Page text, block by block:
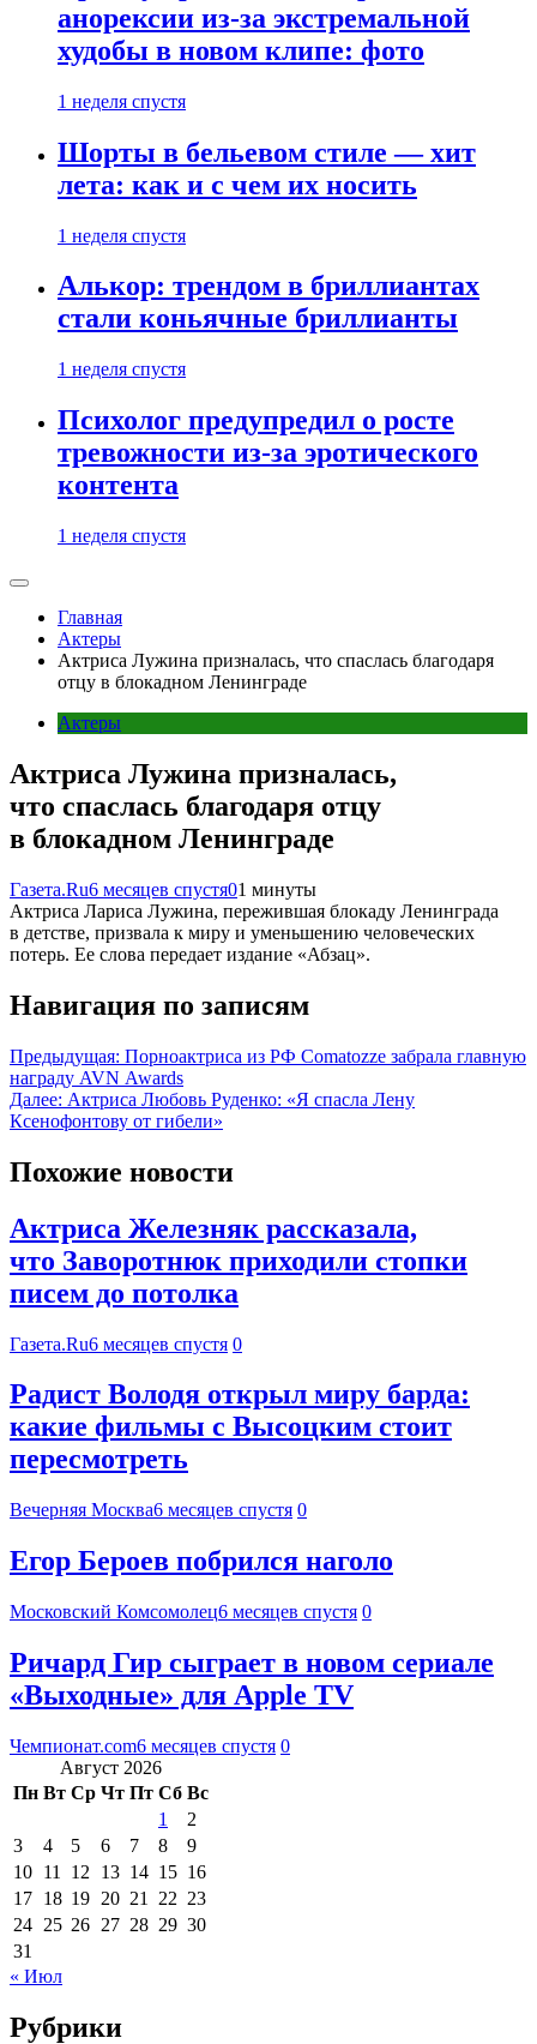
анорексии из-за экстремальной
худобы в новом клипе: фото
1 неделя спустя
Шорты в бельевом стиле — хит
лета: как и с чем их носить
1 неделя спустя
Алькор: трендом в бриллиантах
стали коньячные бриллианты
1 неделя спустя
Психолог предупредил о росте
тревожности из-за эротического
контента
1 неделя спустя
Главная
Актеры
Актриса Лужина призналась, что спаслась благодаря
отцу в блокадном Ленинграде
Актеры
Актриса Лужина призналась,
что спаслась благодаря отцу
в блокадном Ленинграде
Газета.Ru6 месяцев спустя01 минуты
Актриса Лариса Лужина, пережившая блокаду Ленинграда
в детстве, призвала к миру и уменьшению человеческих
потерь. Ее слова передает издание «Абзац».
Навигация по записям
Предыдущая: Порноактриса из РФ Comatozze забрала главную
награду AVN Awards
Далее: Актриса Любовь Руденко: «Я спасла Лену
Ксенофонтову от гибели»
Похожие новости
Актриса Железняк рассказала,
что Заворотнюк приходили стопки
писем до потолка
Газета.Ru6 месяцев спустя 0
Радист Володя открыл миру барда:
какие фильмы с Высоцким стоит
пересмотреть
Вечерняя Москва6 месяцев спустя 0
Егор Бероев побрился наголо
Московский Комсомолец6 месяцев спустя 0
Ричард Гир сыграет в новом сериале
«Выходные» для Apple TV
Чемпионат.com6 месяцев спустя 0
Август 2026
Пн Вт Ср Чт Пт Сб Вс
1
2
3
4 5 6 7 8
9
10 11 12 13 14 15 16
17 18 19 20 21 22 23
24 25 26 27 28 29 30
31
« Июл
Рубрики